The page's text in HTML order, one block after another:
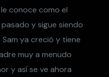
conoce como el
pasado y sigue siendo
ya creció y tiene
muy a menudo
y así se ve ahora